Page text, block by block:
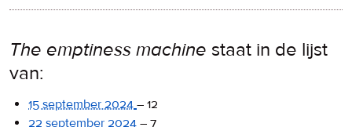
The emptiness machine staat in de lijst
van:
15 september 2024 – 12
22 september 2024 – 7